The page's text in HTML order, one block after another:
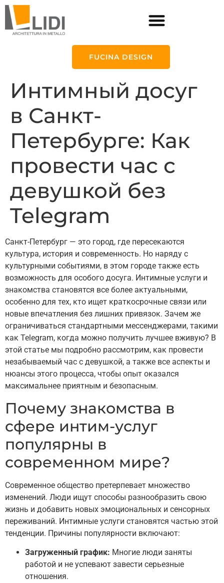
FUCINA DESIGN
Интимный досуг
в Санкт-
Петербурге: Как
провести час с
девушкой без
Telegram
Санкт-Петербург — это город, где пересекаются
культура, история и современность. Но наряду с
культурными событиями, в этом городе также есть
возможность для особого досуга. Интимные услуги и
знакомства становятся все более актуальными,
особенно для тех, кто ищет краткосрочные связи или
новые впечатления без лишних привязок. Зачем же
ограничиваться стандартными мессенджерами, такими
как Telegram, когда можно получить лучшее вживую? В
этой статье мы подробно рассмотрим, как провести
незабываемый час с девушкой, а также все аспекты и
нюансы этого процесса, чтобы опыт оказался
максимальнее приятным и безопасным.
Почему знакомства в
сфере интим-услуг
популярны в
современном мире?
Современное общество претерпевает множество
изменений. Люди ищут способы разнообразить свою
жизнь и добавить новых эмоциональных и сенсорных
переживаний. Интимные услуги становятся частью этой
тенденции. Причины популярности включают:
Загруженный график: Многие люди заняты
работой и не успевают завести серьезные
отношения.